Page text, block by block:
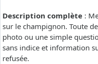
Description complète :
sur le champignon. Toute
photo ou une simple
sans indice et information
refusée.